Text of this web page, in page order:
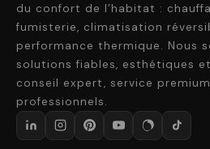
du confort de l’habitat :
fumisterie, climatisation
performance thermique. Nous
solutions fiables, esthétiques
conseil expert, service
professionnels.